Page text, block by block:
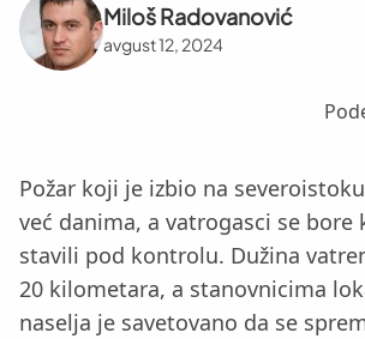
Miloš Radovanović
avgust 12, 2024
Požar koji je izbio na
već danima, a vatrogasci se bore
stavili pod kontrolu. Dužina
20 kilometara, a stanovnicima
naselja je savetovano da se